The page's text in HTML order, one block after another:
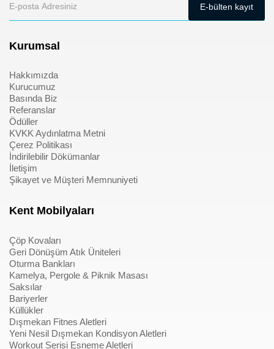
Kurumsal
Hakkımızda
Kurucumuz
Basında Biz
Referanslar
Ödüller
KVKK Aydınlatma Metni
Çerez Politikası
İndirilebilir Dökümanlar
İletişim
Şikayet ve Müşteri Memnuniyeti
Kent Mobilyaları
Çöp Kovaları
Geri Dönüşüm Atık Üniteleri
Oturma Bankları
Kamelya, Pergole & Piknik Masası
Saksılar
Bariyerler
Küllükler
Dışmekan Fitnes Aletleri
Yeni Nesil Dışmekan Kondisyon Aletleri
Workout Serisi Esneme Aletleri